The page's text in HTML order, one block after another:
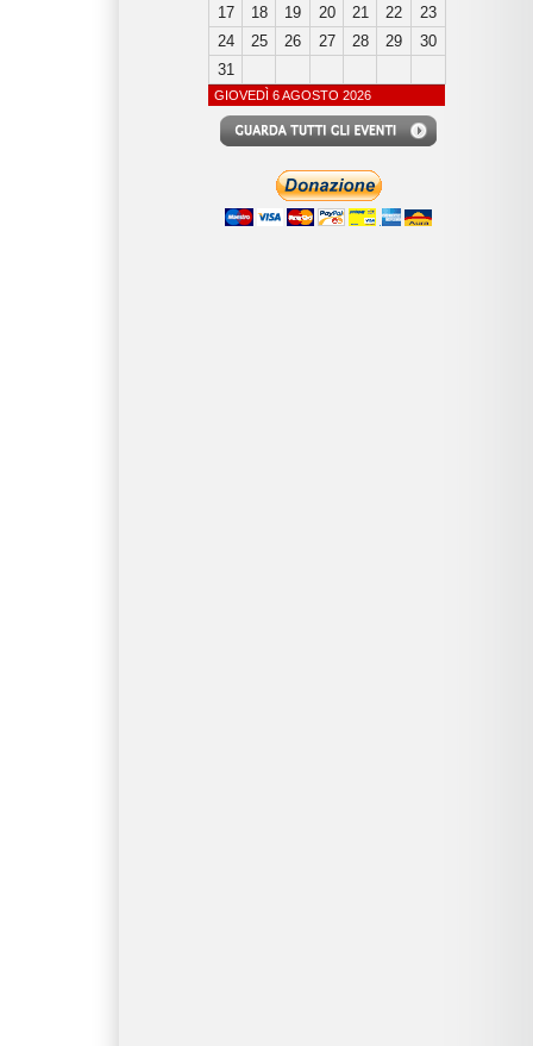
17
18 19 20 21 22
23
24
25 26 27 28 29
30
31
GIOVEDÌ 6 AGOSTO 2026